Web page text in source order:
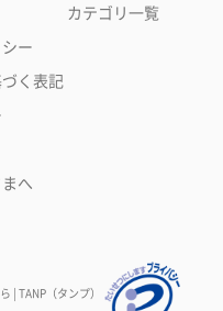
ー
く表記
へ
カテゴリ一覧
| TANP（タンプ）